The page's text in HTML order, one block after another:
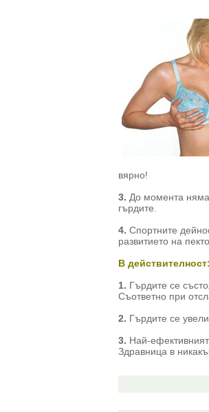
вярно!
3. До момента
гърдите.
4. Спортните
развитието на
В действителност:
1. Гърдите се
Съответно при
2. Гърдите се
3. Най-
Здравница в